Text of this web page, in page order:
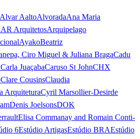
Alvar AaltoAlvoradaAna Maria
AR ArquitetosArquipelago
AyakoBeatriz
Ciro Miguel & Juliana BragaCadu
Carla JuaçabaCaruso St JohnCHX
Clare CousinsClaudia
ArquiteturaCyril Marsollier-Desirde
Denis JoelsonsDOK
Elisa Commanay and Romain Conti-
6Estúdio ArtigasEstúdio BRAEstúdio